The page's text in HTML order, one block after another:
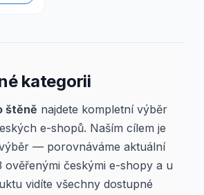
kategorii
štěně najdete kompletní výběr
e-shopů. Naším cílem je
— porovnáváme aktuální
ověřenými českými e-shopy a u
vidíte všechny dostupné